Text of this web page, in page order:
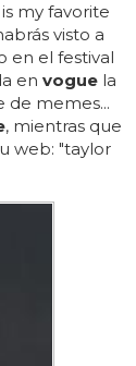
my favorite
visto a
en el festival
en vogue la
de memes...
, mientras que
web: "taylor